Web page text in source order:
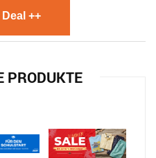
++
PRODUKTE